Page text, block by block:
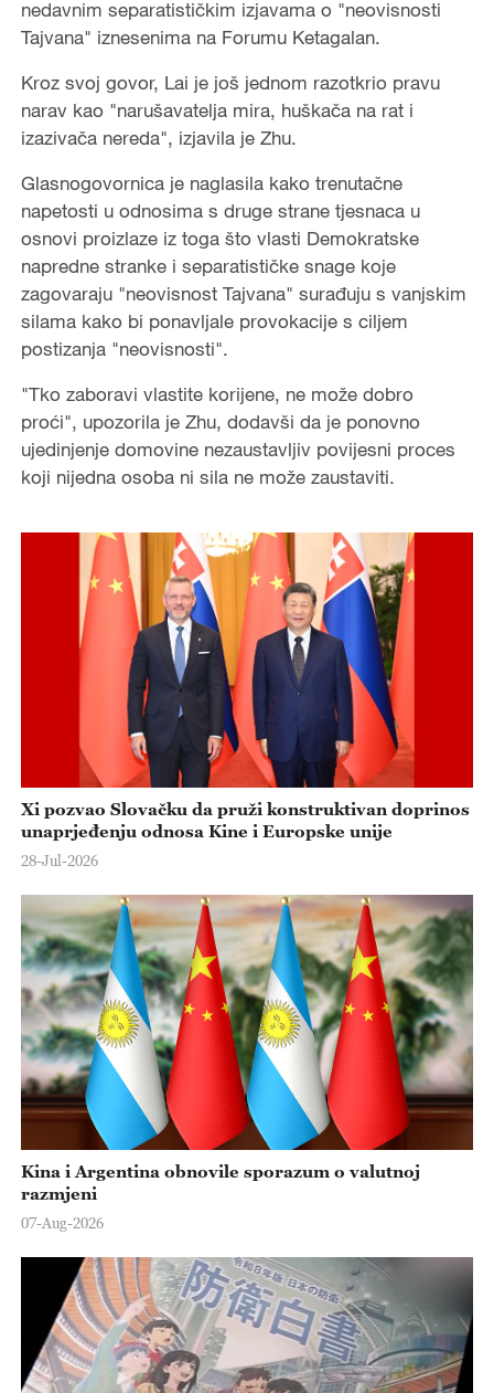
nedavnim separatističkim izjavama o "neovisnosti
Tajvana" iznesenima na Forumu Ketagalan.
Kroz svoj govor, Lai je još jednom razotkrio pravu
narav kao "narušavatelja mira, huškača na rat i
izazivača nereda", izjavila je Zhu.
Glasnogovornica je naglasila kako trenutačne
napetosti u odnosima s druge strane tjesnaca u
osnovi proizlaze iz toga što vlasti Demokratske
napredne stranke i separatističke snage koje
zagovaraju "neovisnost Tajvana" surađuju s vanjskim
silama kako bi ponavljale provokacije s ciljem
postizanja "neovisnosti".
"Tko zaboravi vlastite korijene, ne može dobro
proći", upozorila je Zhu, dodavši da je ponovno
ujedinjenje domovine nezaustavljiv povijesni proces
koji nijedna osoba ni sila ne može zaustaviti.
Xi pozvao Slovačku da pruži konstruktivan doprinos
unaprjeđenju odnosa Kine i Europske unije
28-Jul-2026
Kina i Argentina obnovile sporazum o valutnoj
razmjeni
07-Aug-2026